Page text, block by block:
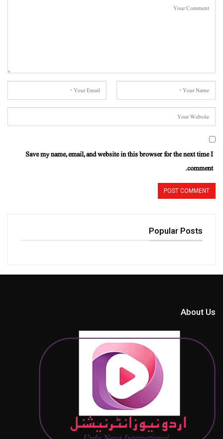
Save my name, email, and website in this browser for the next time I
comment.
Popular Posts
About Us